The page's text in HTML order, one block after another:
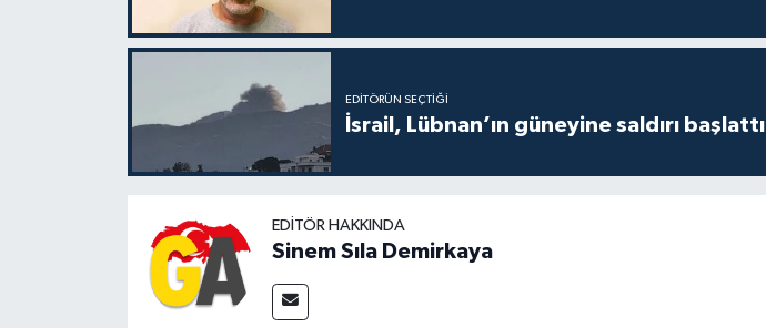
EDITÖRÜN SEÇTIĞI
İsrail, Lübnan’ın güneyine saldırı başlattı
EDITÖR HAKKINDA
Sinem Sıla Demirkaya